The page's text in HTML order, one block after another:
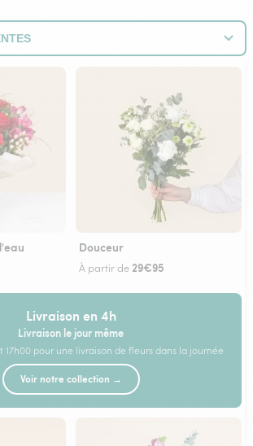
Douceur
À partir de29€95
Livraison en 4h
Livraison le jour même
pour une livraison de fleurs dans la journée
Voir notre collection →